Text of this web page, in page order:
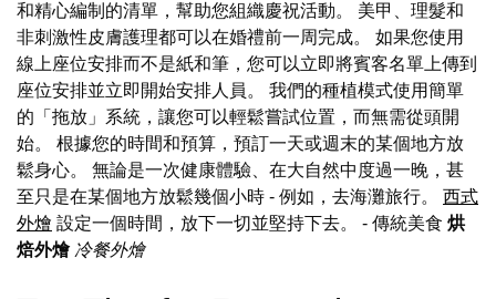
和精心編制的清單，幫助您組織慶祝活動。 美甲、理髮和
非刺激性皮膚護理都可以在婚禮前一周完成。 如果您使用
線上座位安排而不是紙和筆，您可以立即將賓客名單上傳到
座位安排並立即開始安排人員。 我們的種植模式使用簡單
的「拖放」系統，讓您可以輕鬆嘗試位置，而無需從頭開
始。 根據您的時間和預算，預訂一天或週末的某個地方放
鬆身心。 無論是一次健康體驗、在大自然中度過一晚，甚
至只是在某個地方放鬆幾個小時 - 例如，去海灘旅行。 西式
外燴 設定一個時間，放下一切並堅持下去。 - 傳統美食 烘
焙外燴 冷餐外燴